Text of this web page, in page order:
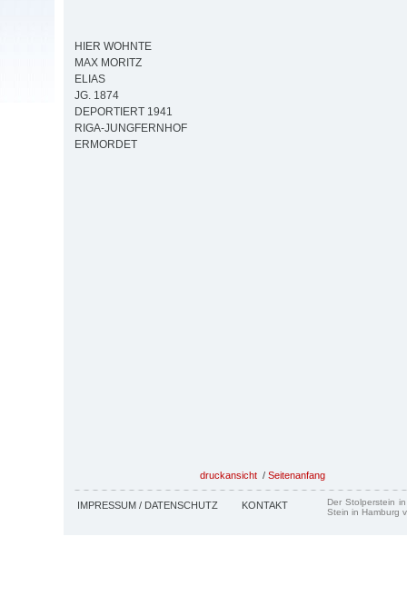
HIER WOHNTE
MAX MORITZ
ELIAS
JG. 1874
DEPORTIERT 1941
RIGA-JUNGFERNHOF
ERMORDET
druckansicht / Seitenanfang
IMPRESSUM / DATENSCHUTZ KONTAKT
Der Stolperstein
Stein in Hamburg